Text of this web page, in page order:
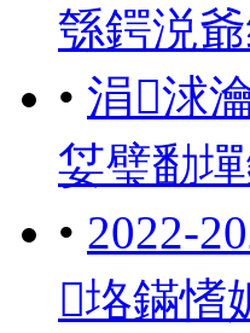
綔鍔涚
• 涓浗
姇璧勫
• 2022-
垎鏋